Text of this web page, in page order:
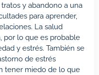
y abandono a una
para aprender,
La salud
por lo que es probable
y estrés. También se
de estrés
tener miedo de lo que